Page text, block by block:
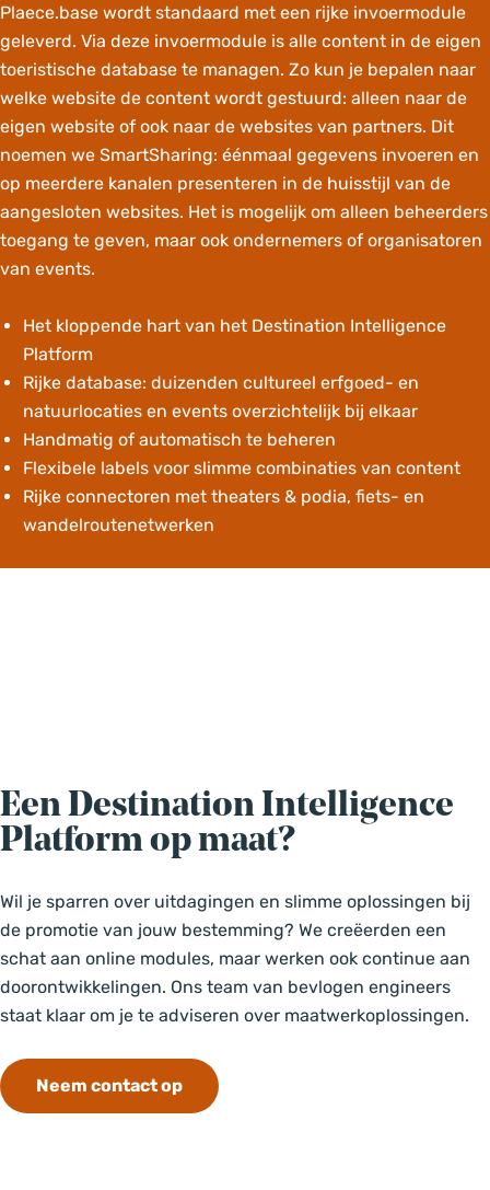
Plaece.base wordt standaard met een rijke invoermodule
geleverd. Via deze invoermodule is alle content in de eigen
toeristische database te managen. Zo kun je bepalen naar
welke website de content wordt gestuurd: alleen naar de
eigen website of ook naar de websites van partners. Dit
noemen we SmartSharing: éénmaal gegevens invoeren en
op meerdere kanalen presenteren in de huisstijl van de
aangesloten websites. Het is mogelijk om alleen beheerders
toegang te geven, maar ook ondernemers of organisatoren
van events.
Het kloppende hart van het Destination Intelligence
Platform
Rijke database: duizenden cultureel erfgoed- en
natuurlocaties en events overzichtelijk bij elkaar
Handmatig of automatisch te beheren
Flexibele labels voor slimme combinaties van content
Rijke connectoren met theaters & podia, fiets- en
wandelroutenetwerken
Een Destination Intelligence
Platform op maat?
Wil je sparren over uitdagingen en slimme oplossingen bij
de promotie van jouw bestemming? We creëerden een
schat aan online modules, maar werken ook continue aan
doorontwikkelingen. Ons team van bevlogen engineers
staat klaar om je te adviseren over maatwerkoplossingen.
Neem contact op